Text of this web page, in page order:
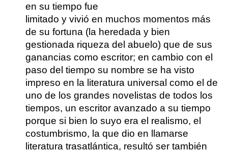
en su tiempo fue
limitado y vivió en muchos momentos más
de su fortuna (la heredada y bien
gestionada riqueza del abuelo) que de sus
ganancias como escritor; en cambio con el
paso del tiempo su nombre se ha visto
impreso en la literatura universal como el de
uno de los grandes novelistas de todos los
tiempos, un escritor avanzado a su tiempo
porque si bien lo suyo era el realismo, el
costumbrismo, la que dio en llamarse
literatura trasatlántica, resultó ser también